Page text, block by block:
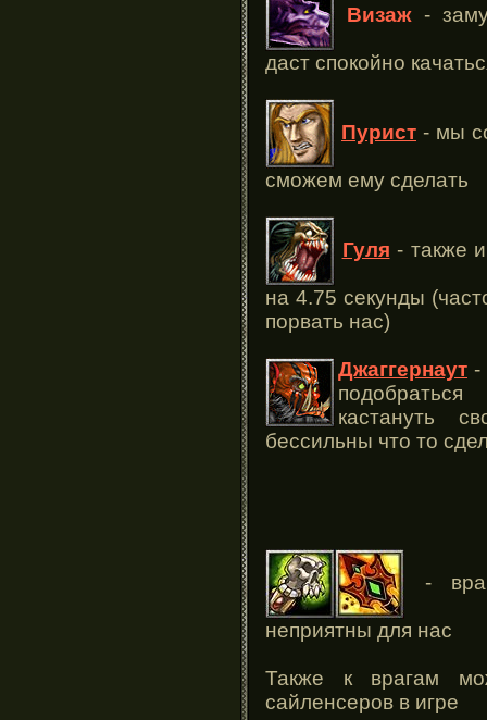
Визаж-
даст спокойно
Пурист - мы
сможем ему сделать
Гуля - также
на 4.75 секунды
порвать нас)
Джаггернаут -
кастануть
бессильны что то
-
неприятны для нас
Также к врагам
сайленсеров в игре